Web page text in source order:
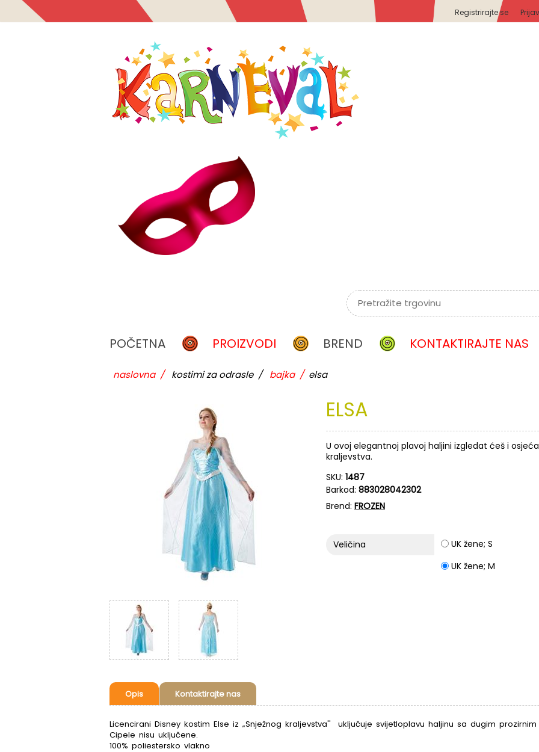
Registrirajte se
POČETNA PROIZVODI BREND KONTAKTIRAJTE NAS
naslovna / kostimi za odrasle / bajka / elsa
ELSA
U ovoj elegantnoj plavoj haljini izgledat ćeš i
kraljevstva.
SKU: 1487
Barkod: 883028042302
Brend: FROZEN
Veličina
UK žene; S
UK žene; M
Opis Kontaktirajte nas
Licencirani Disney kostim Else iz „Snježnog kraljevstva'' uključuje svijetloplavu haljinu sa dugim
Cipele nisu uključene.
100% poliestersko vlakno